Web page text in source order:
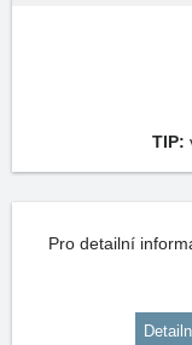
TIP:
Pro detailní